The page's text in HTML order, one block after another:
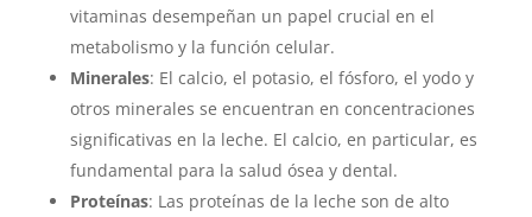
vitaminas desempeñan un papel crucial en el
metabolismo y la función celular.
Minerales: El calcio, el potasio, el fósforo, el yodo y
otros minerales se encuentran en concentraciones
significativas en la leche. El calcio, en particular, es
fundamental para la salud ósea y dental.
Proteínas: Las proteínas de la leche son de alto